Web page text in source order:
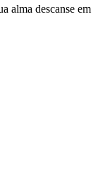
alma descanse em